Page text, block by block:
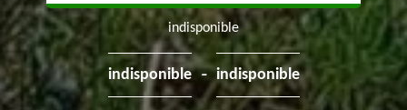
indisponible
indisponible - indisponible